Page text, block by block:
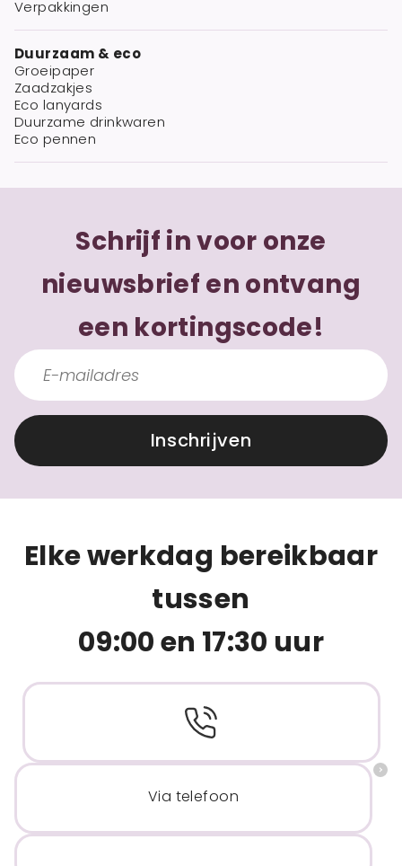
Verpakkingen
Duurzaam & eco
Groeipaper
Zaadzakjes
Eco lanyards
Duurzame drinkwaren
Eco pennen
Schrijf in voor onze
nieuwsbrief en ontvang
een kortingscode!
Inschrijven
Elke werkdag bereikbaar
tussen
09:00 en 17:30 uur
Via telefoon